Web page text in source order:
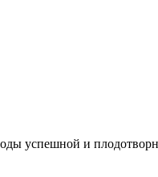
успешной и